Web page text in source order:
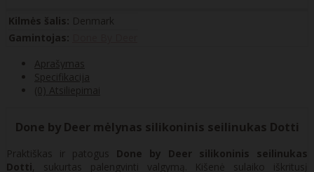
Kilmės šalis: Denmark
Gamintojas:
Aprašymas
Specifikacija
(0) Atsiliepimai
Done by Deer mėlynas silikoninis seilinukas Dotti
Praktiškas ir patogus Done by Deer silikoninis seilinukas
Dotti , sukurtas palengvinti valgymą. Kišenė sulaiko iškritusį